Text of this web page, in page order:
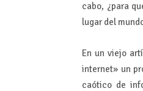
cabo, ¿para
lugar del
En un viejo
internet» un
caótico de